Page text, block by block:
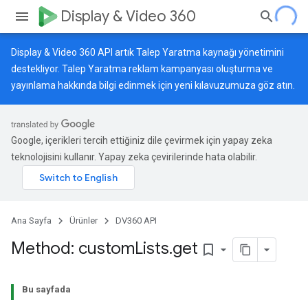
Display & Video 360
Display & Video 360 API artık Talep Yaratma kaynağı yönetimini
destekliyor. Talep Yaratma reklam kampanyası oluşturma ve
yayınlama hakkında bilgi edinmek için yeni kılavuzumuza göz atın.
Google, içerikleri tercih ettiğiniz dile çevirmek için yapay zeka
teknolojisini kullanır. Yapay zeka çevirilerinde hata olabilir.
Ana Sayfa Ürünler DV360 API
Method: customLists.get bookmark_border
Bu sayfada